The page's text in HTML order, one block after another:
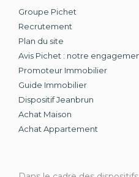
Groupe Pichet
Recrutement
Plan du site
Avis Pichet : notre
Promoteur Immobilier
Guide Immobilier
Dispositif Jeanbrun
Achat Maison
Achat Appartement